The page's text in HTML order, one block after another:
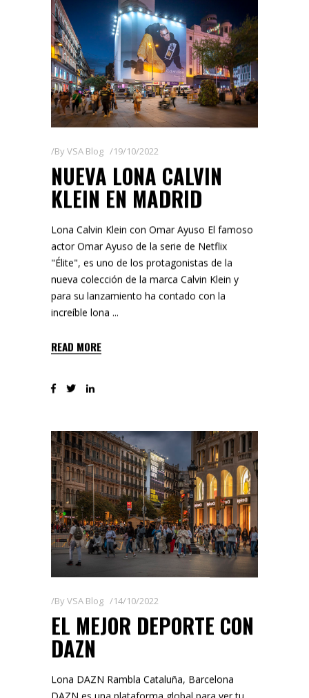
ByVSA Blog 19/10/2022
NUEVA LONA CALVIN
KLEIN EN MADRID
Lona Calvin Klein con Omar Ayuso El famoso
actor Omar Ayuso de la serie de Netflix
"Élite", es uno de los protagonistas de la
nueva colección de la marca Calvin Klein y
para su lanzamiento ha contado con la
increíble lona
READ MORE
ByVSA Blog 14/10/2022
EL MEJOR DEPORTE CON
DAZN
Lona DAZN Rambla Cataluña, Barcelona